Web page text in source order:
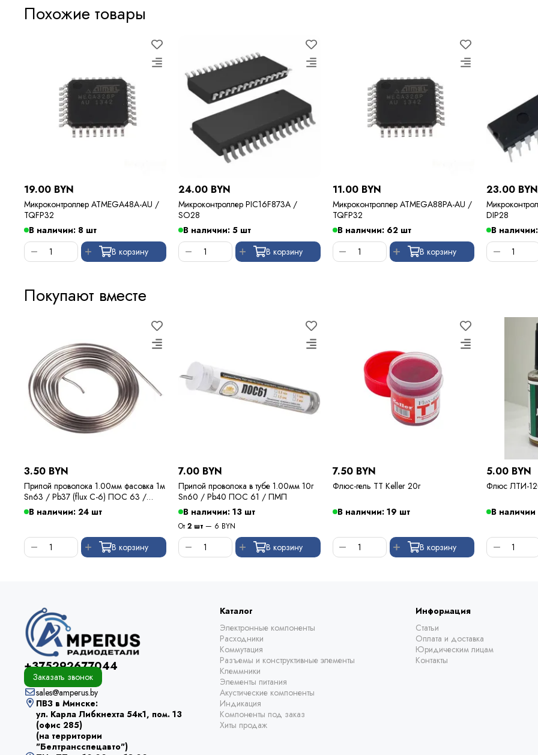
Похожие товары
19.00 BYN
Микроконтроллер ATMEGA48A-AU /
TQFP32
В наличии: 8 шт
В корзину
24.00 BYN
Микроконтроллер PIC16F873A /
SO28
В наличии: 5 шт
В корзину
11.00 BYN
Микроконтроллер ATMEGA88PA-AU /
TQFP32
В наличии: 62 шт
В корзину
23.00 BYN
DIP28
В
Покупают вместе
3.50 BYN
Припой проволока 1.00мм фасовка 1м
Sn63 / Pb37 (flux C-6) ПОС 63 /
Kewei
В наличии: 24 шт
В корзину
7.00 BYN
Припой проволока в тубе 1.00мм 10г
Sn60 / Pb40 ПОС 61 / ПМП
В наличии: 13 шт
От2 шт— 6 BYN
В корзину
7.50 BYN
Флюс-гель TT Keller 20г
В наличии: 19 шт
В корзину
5.00 BYN
Флюс ЛТИ-
В наличии
+375292677044
Заказать звонок
sales@amperus.by
ПВЗ в Минске:
ул. Карла Либкнехта 54к1, пом. 13
(офис 285)
(на территории
"Белтрансспецавто")
Каталог
Электронные компоненты
Расходники
Коммутация
Разъемы и конструктивные элементы
Клеммники
Элементы питания
Акустические компоненты
Индикация
Компоненты под заказ
Хиты продаж
Информация
Статьи
Оплата и доставка
Юридическим лицам
Контакты